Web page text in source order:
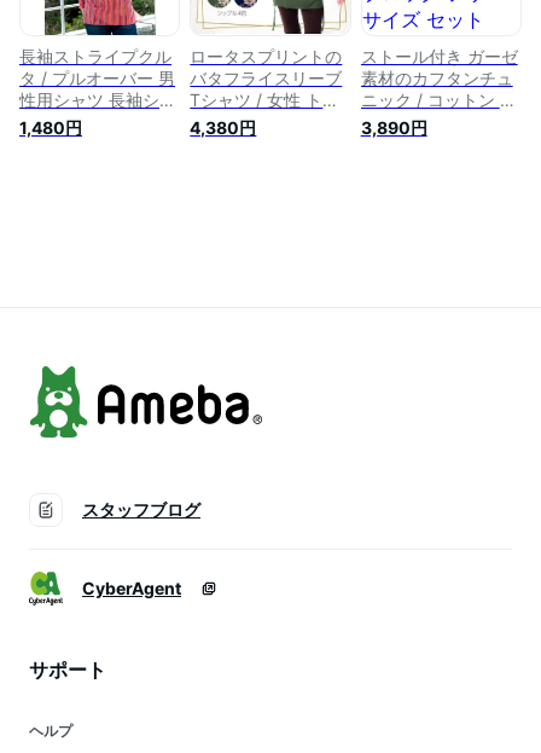
長袖ストライプクル
タ / プルオーバー 男
性用シャツ 長袖シャ
ツ TIRAKITA(ティラ
キタ) メンズ エスニ
1,480円
ロータスプリントの
バタフライスリーブ
Tシャツ / 女性 トッ
プス 7分袖 ストレッ
チ ヨガ TIRAKITA(テ
4,380円
ストール付き ガーゼ
素材のカフタンチュ
ニック / コットン ウ
ッドブロック フリー
サイズ セット
3,890円
スタッフブログ
CyberAgent
サポート
ヘルプ